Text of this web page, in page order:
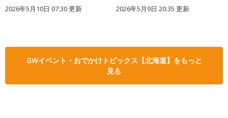
2026年5月10日 07:30 更新 2026年5月9日 20:35 更新
GWイベント・おでかけトピックス【北海道】をもっと
見る